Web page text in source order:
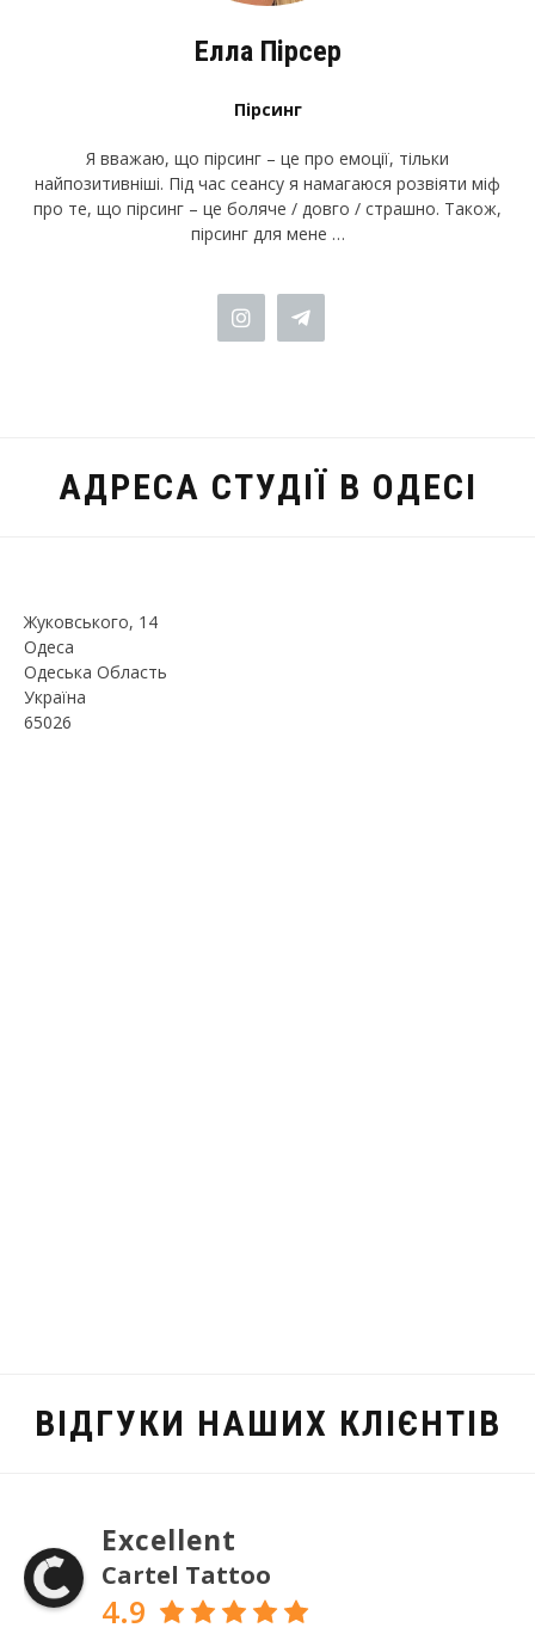
Елла Пiрсер
Пірсинг
Я вважаю, що пірсинг – це про емоції, тільки
найпозитивніші. Під час сеансу я намагаюся розвіяти міф
про те, що пірсинг – це боляче / довго / страшно. Також,
пірсинг для мене …
АДРЕСА СТУДІЇ В ОДЕСІ
Жуковського, 14
Одеса
Одеська Область
Україна
65026
ВІДГУКИ НАШИХ КЛІЄНТІВ
Excellent
Cartel Tattoo
4.9